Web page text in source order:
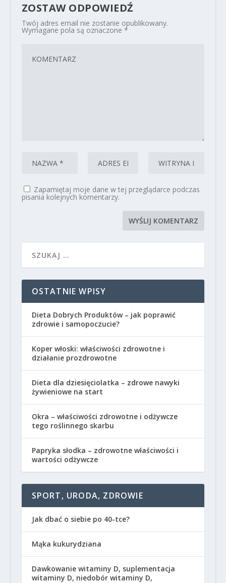
ZOSTAW ODPOWIEDŹ
Twój adres email nie zostanie opublikowany.
Wymagane pola są oznaczone *
Zapamiętaj moje dane w tej przeglądarce podczas
pisania kolejnych komentarzy.
OSTATNIE WPISY
Dieta Dobrych Produktów – jak poprawić
zdrowie i samopoczucie?
Koper włoski: właściwości zdrowotne i
działanie prozdrowotne
Dieta dla dziesięciolatka – zdrowe nawyki
żywieniowe na start
Okra – właściwości zdrowotne i odżywcze
tego roślinnego skarbu
Papryka słodka – zdrowotne właściwości i
wartości odżywcze
SPORT, URODA, ZDROWIE
Jak dbać o siebie po 40-tce?
Mąka kukurydziana
Dawkowanie witaminy D, suplementacja
witaminy D, niedobór witaminy D,